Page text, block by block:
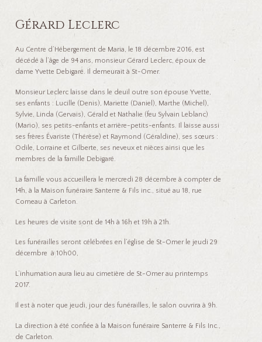
t
ail p
y
Li
nk
b
o
o
k
n
ge
r
ge
Gérard Leclerc
Au Centre d’Hébergement de Maria, le 18 décembre 2016, est
décédé à l’âge de 94 ans, monsieur Gérard Leclerc, époux de
dame Yvette Debigaré. Il demeurait à St-Omer.
Monsieur Leclerc laisse dans le deuil outre son épouse Yvette,
ses enfants : Lucille (Denis), Mariette (Daniel), Marthe (Michel),
Sylvie, Linda (Gervais), Gérald et Nathalie (feu Sylvain Leblanc)
(Mario), ses petits-enfants et arrière-petits-enfants. Il laisse aussi
ses frères Évariste (Thérèse) et Raymond (Géraldine), ses sœurs :
Odile, Lorraine et Gilberte, ses neveux et nièces ainsi que les
membres de la famille Debigaré.
La famille vous accueillera le mercredi 28 décembre à compter de
14h, à la Maison funéraire Santerre & Fils inc., situé au 18, rue
Comeau à Carleton.
Les heures de visite sont de 14h à 16h et 19h à 21h.
Les funérailles seront célébrées en l’église de St-Omer le jeudi 29
décembre à 10h00,
L’inhumation aura lieu au cimetière de St-Omer au printemps
2017.
Il est à noter que jeudi, jour des funérailles, le salon ouvrira à 9h.
La direction à été confiée à la Maison funéraire Santerre & Fils Inc.,
de Carleton.